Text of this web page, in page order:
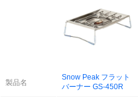
製品名
Snow Peak フラット
バーナー GS-450R